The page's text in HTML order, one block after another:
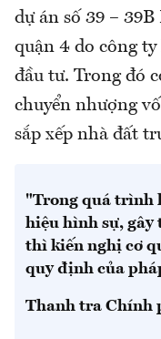
dự án số 39 –
quận 4 do công
đầu tư. Trong đó
chuyển nhượng
sắp xếp nhà đất
"Trong quá trình
hiệu hình sự, gây
thì kiến nghị cơ
quy định của
Thanh tra Chính